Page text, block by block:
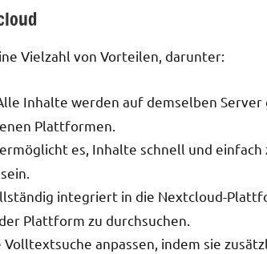
Vielzahl von Vorteilen, darunter:
Inhalte werden auf demselben
Plattformen.
es, Inhalte schnell und
integriert in die Nextcloud-
Plattform zu durchsuchen.
anpassen, indem sie